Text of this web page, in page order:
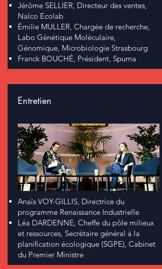
Jérôme SELLIER, Directeur des ventes,
Nalco Ecolab
Émilie MULLER, Chargée de recherche,
Labo Génétique Moléculaire,
Génomique, Microbiologie Strasbourg
Franck BOUCHÉ, Président, Spuma
Entretien
Anaïs VOY-GILLIS, Directrice du
programme Renaissance Industrielle
Léa DARDENNE, Cheffe du pôle milieux
et ressources, Secrétaire général à la
planification écologique (SGPE), Cabinet
du Premier Ministre